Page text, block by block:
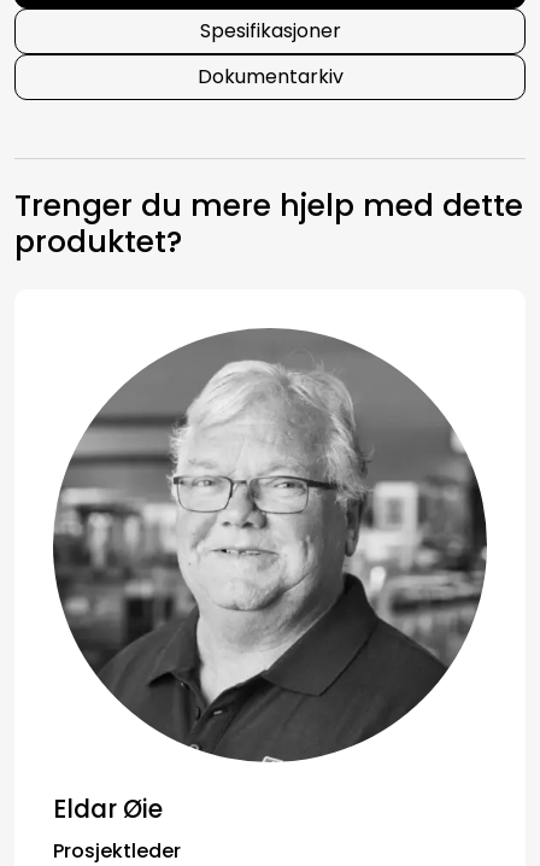
Spesifikasjoner
Dokumentarkiv
Trenger du mere hjelp med dette
produktet?
Eldar Øie
Prosjektleder